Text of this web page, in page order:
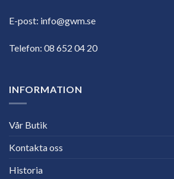
E-post: info@gwm.se
Telefon: 08 652 04 20
INFORMATION
Vår Butik
Kontakta oss
Historia